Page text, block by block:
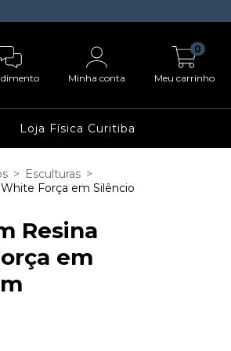
Minha conta Meu carrinho
0
Loja Física Curitiba
> Esculturas >
Força em Silêncio
Resina
em